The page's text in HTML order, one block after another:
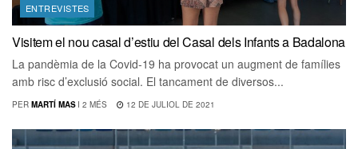
ENTREVISTES
Visitem el nou casal d’estiu del Casal dels Infants a Badalona
La pandèmia de la Covid-19 ha provocat un augment de famílies
amb risc d’exclusió social. El tancament de diversos...
PER MARTÍ MAS I 2 MÉS 12 DE JULIOL DE 2021